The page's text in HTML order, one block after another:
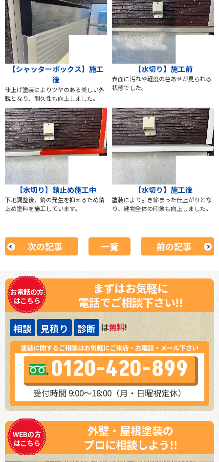
【シャッターボックス】施工
後
仕上げ塗装によりツヤのある美しい外
観となり、耐久性も向上しました。
【水切り】施工前
表面に汚れや軽度の色あせが見られる
状態でした。
【水切り】錆止め施工中
下地調整後、錆の発生を抑えるため錆
止め塗料を施工しています。
【水切り】施工後
塗装により引き締まった仕上がりとな
り、建物全体の印象も向上しました。
次の記事 一覧 前の記事
お電話の方
はこちら
まずはお気軽に
電話でご相談下さい!!
相談 見積り 診断 は無料!
塗装に関するご相談はお気軽にご来店・お電話・メール下さい
0120-420-899
受付時間 9:00～18:00（月・日曜祝定休）
WEBの方
はこちら
外壁・屋根塗装の
プロに相談しよう!!